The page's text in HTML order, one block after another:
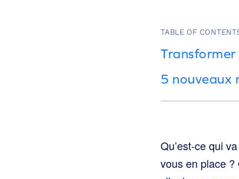
TABLE OF
Transformer
5 nouveaux
Qu’est-ce qui
vous en place ?